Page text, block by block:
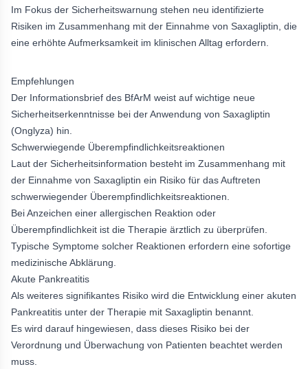
Im Fokus der Sicherheitswarnung stehen neu identifizierte
Risiken im Zusammenhang mit der Einnahme von Saxagliptin, die
eine erhöhte Aufmerksamkeit im klinischen Alltag erfordern.
Empfehlungen
Der Informationsbrief des BfArM weist auf wichtige neue
Sicherheitserkenntnisse bei der Anwendung von Saxagliptin
(Onglyza) hin.
Schwerwiegende Überempfindlichkeitsreaktionen
Laut der Sicherheitsinformation besteht im Zusammenhang mit
der Einnahme von Saxagliptin ein Risiko für das Auftreten
schwerwiegender Überempfindlichkeitsreaktionen.
Bei Anzeichen einer allergischen Reaktion oder
Überempfindlichkeit ist die Therapie ärztlich zu überprüfen.
Typische Symptome solcher Reaktionen erfordern eine sofortige
medizinische Abklärung.
Akute Pankreatitis
Als weiteres signifikantes Risiko wird die Entwicklung einer akuten
Pankreatitis unter der Therapie mit Saxagliptin benannt.
Es wird darauf hingewiesen, dass dieses Risiko bei der
Verordnung und Überwachung von Patienten beachtet werden
muss.